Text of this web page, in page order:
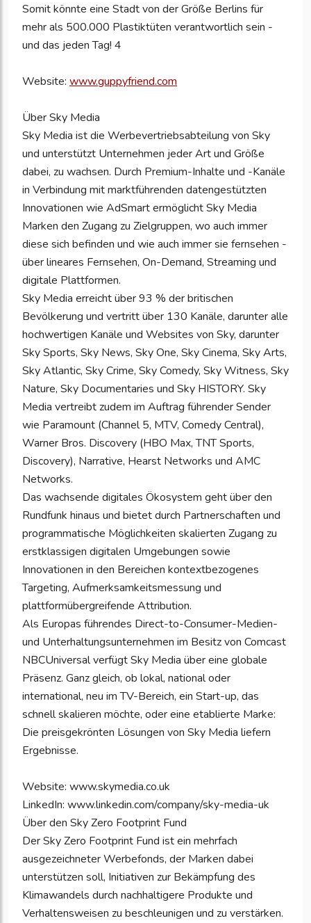
Somit könnte eine Stadt von der Größe Berlins für
mehr als 500.000 Plastiktüten verantwortlich sein -
und das jeden Tag! 4
Website: www.guppyfriend.com
Über Sky Media
Sky Media ist die Werbevertriebsabteilung von Sky
und unterstützt Unternehmen jeder Art und Größe
dabei, zu wachsen. Durch Premium-Inhalte und -Kanäle
in Verbindung mit marktführenden datengestützten
Innovationen wie AdSmart ermöglicht Sky Media
Marken den Zugang zu Zielgruppen, wo auch immer
diese sich befinden und wie auch immer sie fernsehen -
über lineares Fernsehen, On-Demand, Streaming und
digitale Plattformen.
Sky Media erreicht über 93 % der britischen
Bevölkerung und vertritt über 130 Kanäle, darunter alle
hochwertigen Kanäle und Websites von Sky, darunter
Sky Sports, Sky News, Sky One, Sky Cinema, Sky Arts,
Sky Atlantic, Sky Crime, Sky Comedy, Sky Witness, Sky
Nature, Sky Documentaries und Sky HISTORY. Sky
Media vertreibt zudem im Auftrag führender Sender
wie Paramount (Channel 5, MTV, Comedy Central),
Warner Bros. Discovery (HBO Max, TNT Sports,
Discovery), Narrative, Hearst Networks und AMC
Networks.
Das wachsende digitales Ökosystem geht über den
Rundfunk hinaus und bietet durch Partnerschaften und
programmatische Möglichkeiten skalierten Zugang zu
erstklassigen digitalen Umgebungen sowie
Innovationen in den Bereichen kontextbezogenes
Targeting, Aufmerksamkeitsmessung und
plattformübergreifende Attribution.
Als Europas führendes Direct-to-Consumer-Medien-
und Unterhaltungsunternehmen im Besitz von Comcast
NBCUniversal verfügt Sky Media über eine globale
Präsenz. Ganz gleich, ob lokal, national oder
international, neu im TV-Bereich, ein Start-up, das
schnell skalieren möchte, oder eine etablierte Marke:
Die preisgekrönten Lösungen von Sky Media liefern
Ergebnisse.
Website: www.skymedia.co.uk
LinkedIn: www.linkedin.com/company/sky-media-uk
Über den Sky Zero Footprint Fund
Der Sky Zero Footprint Fund ist ein mehrfach
ausgezeichneter Werbefonds, der Marken dabei
unterstützen soll, Initiativen zur Bekämpfung des
Klimawandels durch nachhaltigere Produkte und
Verhaltensweisen zu beschleunigen und zu verstärken.